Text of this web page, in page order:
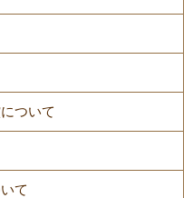
ついて
て